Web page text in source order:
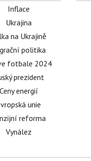
Inflace
Ukrajina
na Ukrajině
politika
fotbale 2024
prezident
Ceny energií
unie
reforma
Vynález